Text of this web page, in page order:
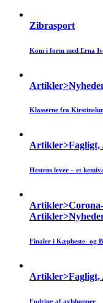
Zibrasport
Kom i form med Erna
Klasserne fra
Artikler>Fagligt,
Hestens lever – et
Finaler i Kæpheste- og
Artikler>Fagligt,
Fodring af avlshopper